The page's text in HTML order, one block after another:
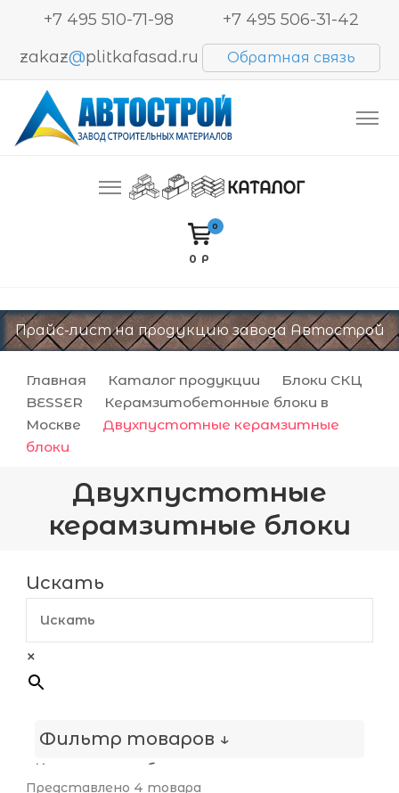
+7 495 510-71-98
+7 495 506-31-42
zakaz@plitkafasad.ru Обратная связь
Автострой. Завод строительных материалов
Производство и продажа тротуарной плитки,
блоков BESSER, кирпича
0
0 Р
Прайс-лист на продукцию завода Автострой
Главная Каталог продукции
Блоки СКЦ
BESSER
Керамзитобетонные блоки в
Москве
Двухпустотные керамзитные
блоки
Двухпустотные
керамзитные блоки
Искать
×
Фильтр товаров ↓
Конструкция блока
Представлено 4 товара